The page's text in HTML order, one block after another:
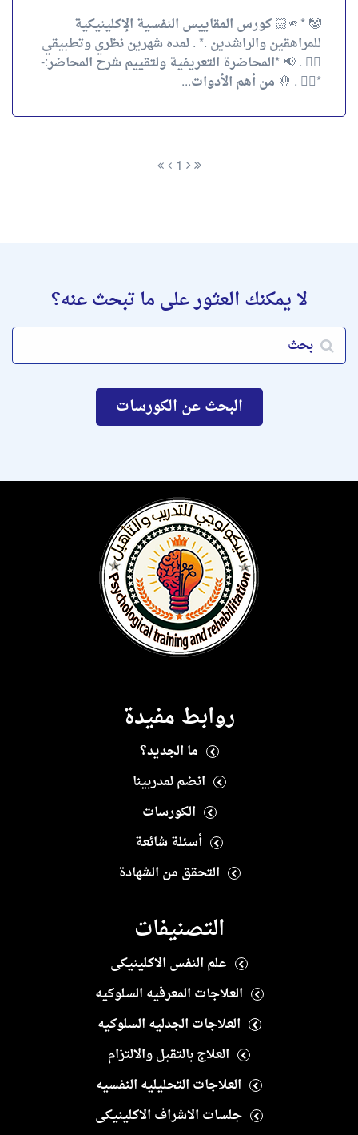
🤡 *🫵🏻 كورس المقاييس النفسية الإكلينيكية
للمراهقين والراشدين .* . لمده شهرين نظري وتطبيقي
✌🏻 . 📢 *المحاضرة التعريفية ولتقييم شرح المحاضر:-
*👇🏻 . 🤚 من أهم الأدوات...
1
لا يمكنك العثور على ما تبحث عنه؟
البحث عن الكورسات
روابط مفيدة
ما الجديد؟
انضم لمدربينا
الكورسات
أسئلة شائعة
التحقق من الشهادة
التصنيفات
علم النفس الاكلينيكى
العلاجات المعرفيه السلوكيه
العلاجات الجدليه السلوكيه
العلاج بالتقبل والالتزام
العلاجات التحليليه النفسيه
جلسات الاشراف الاكلينيكى